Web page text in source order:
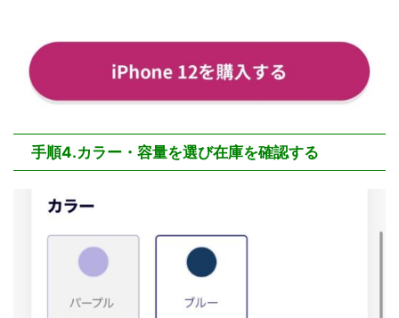
手順4.カラー・容量を選び在庫を確認する